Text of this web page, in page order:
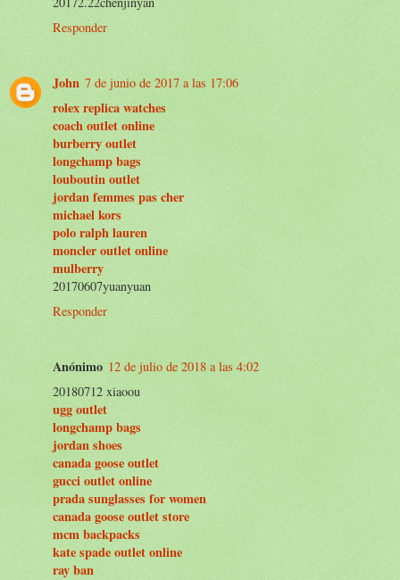
Responder
John 7 de junio de 2017 a las 17:06
rolex replica watches
coach outlet online
burberry outlet
longchamp bags
louboutin outlet
jordan femmes pas cher
michael kors
polo ralph lauren
moncler outlet online
mulberry
20170607yuanyuan
Responder
Anónimo 12 de julio de 2018 a las 4:02
20180712 xiaoou
ugg outlet
longchamp bags
jordan shoes
canada goose outlet
gucci outlet online
prada sunglasses for women
canada goose outlet store
mcm backpacks
kate spade outlet online
ray ban